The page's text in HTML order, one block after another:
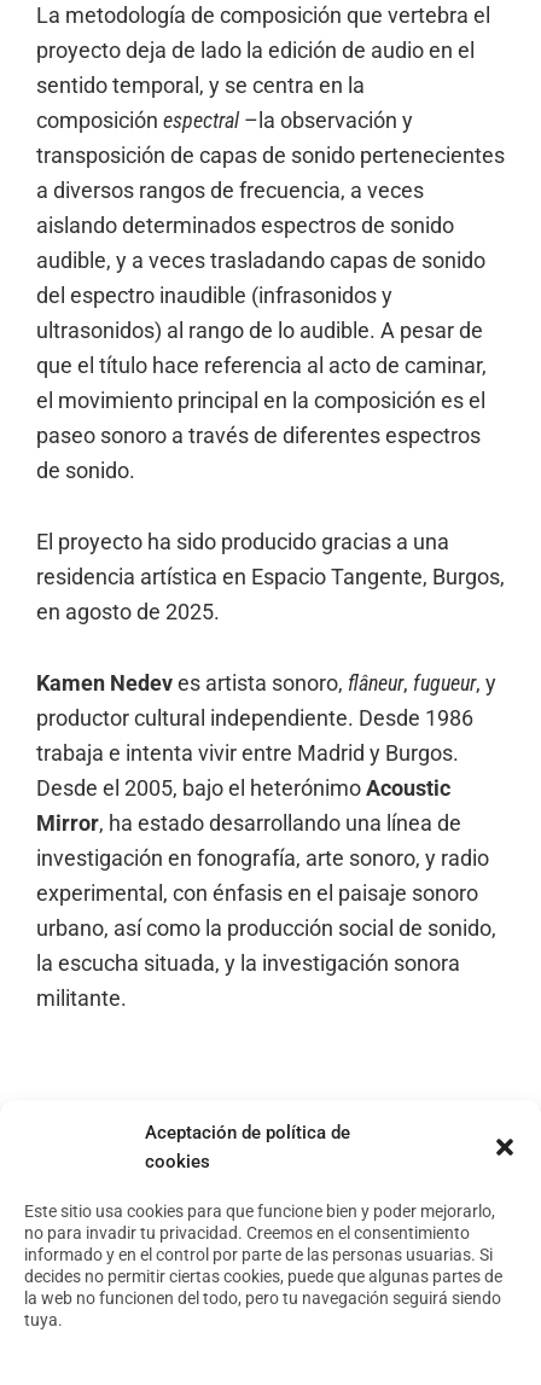
Aceptación de política de
cookies
Este sitio usa cookies para que funcione bien y poder mejorarlo,
no para invadir tu privacidad. Creemos en el consentimiento
informado y en el control por parte de las personas usuarias. Si
decides no permitir ciertas cookies, puede que algunas partes de
la web no funcionen del todo, pero tu navegación seguirá siendo
tuya.
La metodología de composición que vertebra el
proyecto deja de lado la edición de audio en el
sentido temporal, y se centra en la
composición espectral –la observación y
transposición de capas de sonido pertenecientes
a diversos rangos de frecuencia, a veces
aislando determinados espectros de sonido
audible, y a veces trasladando capas de sonido
del espectro inaudible (infrasonidos y
ultrasonidos) al rango de lo audible. A pesar de
que el título hace referencia al acto de caminar,
el movimiento principal en la composición es el
paseo sonoro a través de diferentes espectros
de sonido.
El proyecto ha sido producido gracias a una
residencia artística en EspacioTangente, Burgos,
en agosto de 2025.
Kamen Nedeves artista sonoro, flâneur, fugueur, y
productor cultural independiente. Desde 1986
trabaja e intenta vivir entre Madrid y Burgos.
Desde el 2005, bajo el heterónimoAcoustic
Mirror, ha estado desarrollando una línea de
investigación en fonografía, arte sonoro, y radio
experimental, con énfasis en el paisaje sonoro
urbano, así como la producción social de sonido,
la escucha situada, y la investigación sonora
militante.
Política de privacidad
Política de cookies
Conoce nuestro espacio